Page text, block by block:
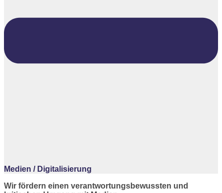
Medien / Digitalisierung
Wir fördern einen verantwortungsbewussten und